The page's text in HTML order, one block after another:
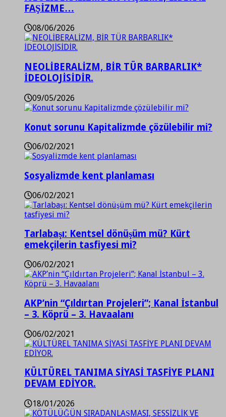
FAŞİZME…
08/06/2026
NEOLİBERALİZM, BİR TÜR BARBARLIK*
İDEOLOJİSİDİR.
09/05/2026
Konut sorunu Kapitalizmde çözülebilir mi?
06/02/2021
Sosyalizmde kent planlaması
06/02/2021
Tarlabaşı: Kentsel dönüşüm mü? Kürt
emekçilerin tasfiyesi mi?
06/02/2021
AKP’nin “Çıldırtan Projeleri”; Kanal İstanbul
– 3. Köprü – 3. Havaalanı
06/02/2021
KÜLTÜREL TANIMA SİYASİ TASFİYE PLANI
DEVAM EDİYOR.
18/01/2026